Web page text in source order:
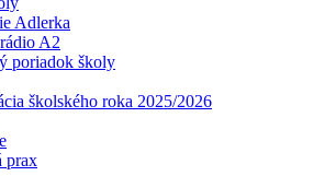
Adlerka
A2
poriadok školy
školského roka 2025/2026
prax